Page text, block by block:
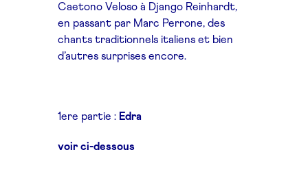
Caetono Veloso à Django Reinhardt,
en passant par Marc Perrone, des
chants traditionnels italiens et bien
d’autres surprises encore.
1ere partie : Edra
voir ci-dessous